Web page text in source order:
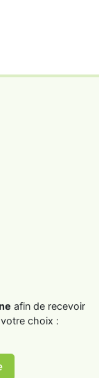
afin de recevoir
choix :